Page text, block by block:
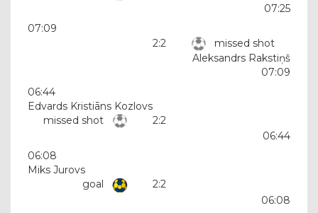
07:25
07:09
2:2
missed shot
Aleksandrs Rakstiņš
07:09
06:44
Edvards Kristiāns Kozlovs
missed shot
2:2
06:44
06:08
Miks Jurovs
goal
2:2
06:08